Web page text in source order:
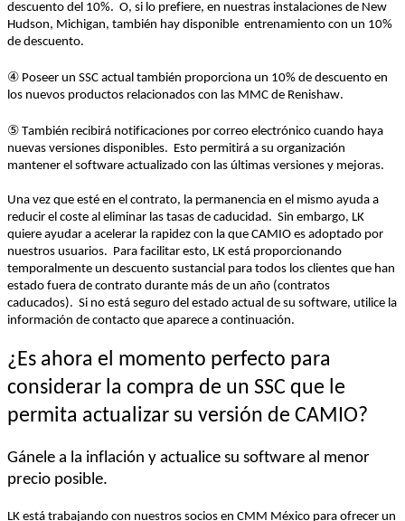
descuento del 10%. O, si lo prefiere, en nuestras instalaciones de New
Hudson, Michigan, también hay disponible entrenamiento con un 10%
de descuento.
④ Poseer un SSC actual también proporciona un 10% de descuento en
los nuevos productos relacionados con las MMC de Renishaw.
⑤ También recibirá notificaciones por correo electrónico cuando haya
nuevas versiones disponibles. Esto permitirá a su organización
mantener el software actualizado con las últimas versiones y mejoras.
Una vez que esté en el contrato, la permanencia en el mismo ayuda
reducir el coste al eliminar las tasas de caducidad.
quiere ayudar a acelerar la rapidez con la que CAMIO es adoptado por
nuestros usuarios. Para facilitar esto, LK está proporcionando
temporalmente un descuento sustancial para todos los clientes que han
estado fuera de contrato durante más de un año (contratos
caducados). Si no está seguro del estado actual de su software, utilice
información de contacto que aparece a continuación.
¿Es ahora el momento
considerar la compra de un SSC
permita actualizar su versión de CAMIO?
Gánele a la inflación y actualice su software al menor
precio posible.
LK está trabajando con nuestros socios en CMM México para ofrecer